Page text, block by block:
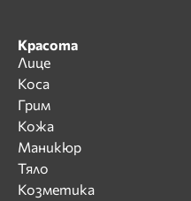
Красота
Лице
Коса
Грим
Кожа
Маникюр
Тяло
Козметика